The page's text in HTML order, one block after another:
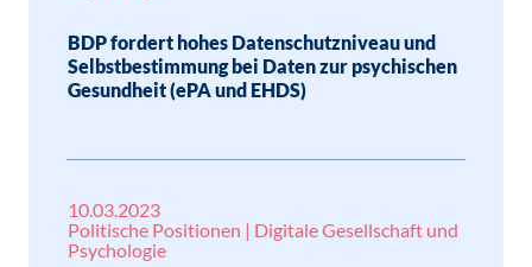
BDP fordert hohes Datenschutzniveau und
Selbstbestimmung bei Daten zur psychischen
Gesundheit (ePA und EHDS)
10.03.2023
Politische Positionen | Digitale Gesellschaft und
Psychologie